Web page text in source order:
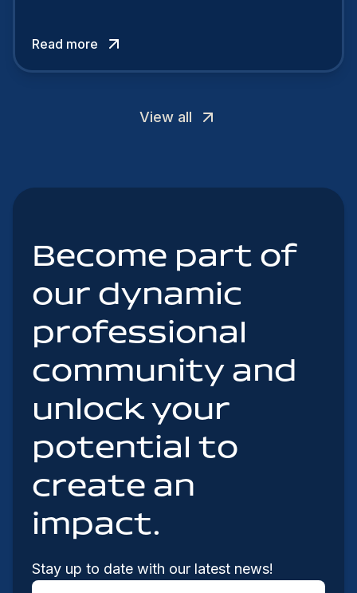
attract the best profiles.
Read more
View all
Become part of
our dynamic
professional
community and
unlock your
potential to
create an
impact.
Stay up to date with our latest news!